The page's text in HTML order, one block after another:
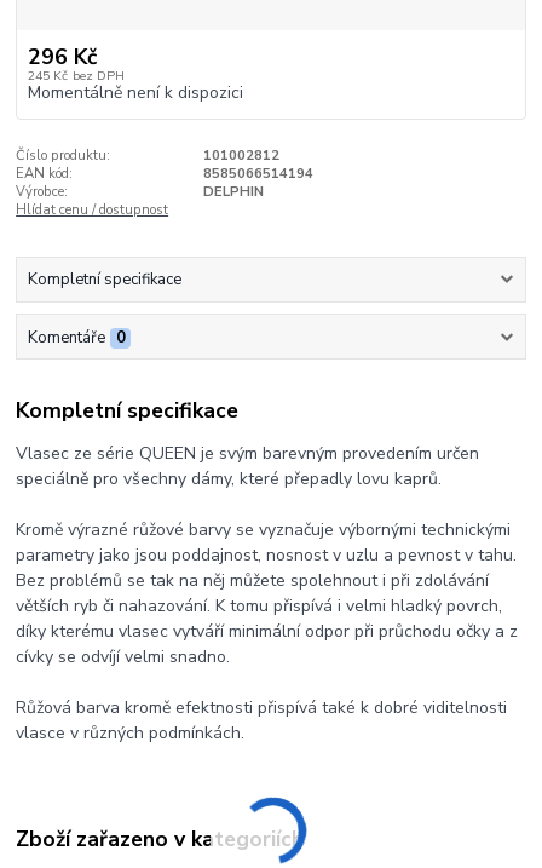
296 Kč
245 Kč bez DPH
Momentálně není k dispozici
Číslo produktu:
101002812
EAN kód:
8585066514194
Výrobce:
DELPHIN
Hlídat cenu / dostupnost
Kompletní specifikace
Komentáře 0
Kompletní specifikace
Vlasec ze série QUEEN je svým barevným provedením určen
speciálně pro všechny dámy, které přepadly lovu kaprů.
Kromě výrazné růžové barvy se vyznačuje výbornými technickými
parametry jako jsou poddajnost, nosnost v uzlu a pevnost v tahu.
Bez problémů se tak na něj můžete spolehnout i při zdolávání
větších ryb či nahazování. K tomu přispívá i velmi hladký povrch,
díky kterému vlasec vytváří minimální odpor při průchodu očky a z
cívky se odvíjí velmi snadno.
Růžová barva kromě efektnosti přispívá také k dobré viditelnosti
vlasce v různých podmínkách.
Zboží zařazeno v kategoriích